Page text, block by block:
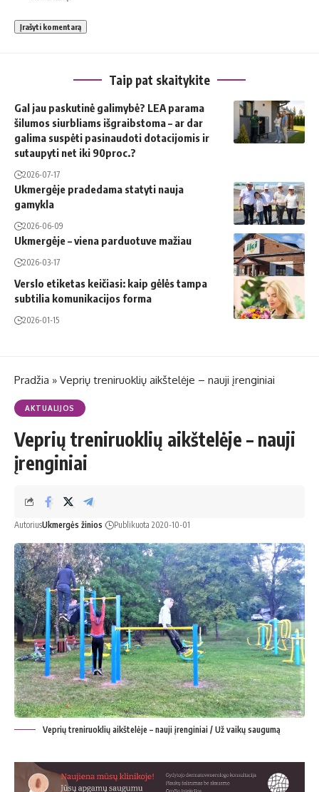
Taip pat skaitykite
Gal jau paskutinė galimybė? LEA parama
šilumos siurbliams išgraibstoma – ar dar
galima suspėti pasinaudoti dotacijomis ir
sutaupyti net iki 90proc.?
2026-07-17
Ukmergėje pradedama statyti nauja
gamykla
2026-06-09
Ukmergėje – viena parduotuve mažiau
2026-03-17
Verslo etiketas keičiasi: kaip gėlės tampa
subtilia komunikacijos forma
2026-01-15
Pradžia » Veprių treniruoklių aikštelėje – nauji įrenginiai
AKTUALIJOS
Veprių treniruoklių aikštelėje – nauji
įrenginiai
AutoriusUkmergės žinios Publikuota 2020-10-01
Veprių treniruoklių aikštelėje – nauji įrenginiai / Už vaikų saugumą